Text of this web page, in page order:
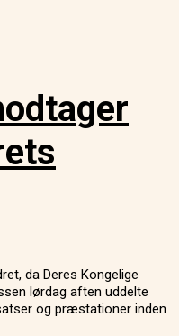
da Deres Kongelige
lørdag aften uddelte